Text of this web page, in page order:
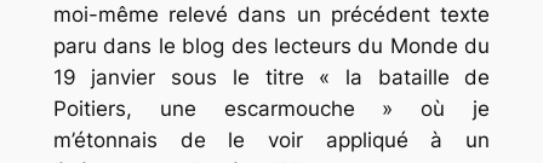
moi-même relevé dans un précédent texte
paru dans le blog des lecteurs du Monde du
19 janvier sous le titre « la bataille de
Poitiers, une escarmouche » où je
m’étonnais de le voir appliqué à un